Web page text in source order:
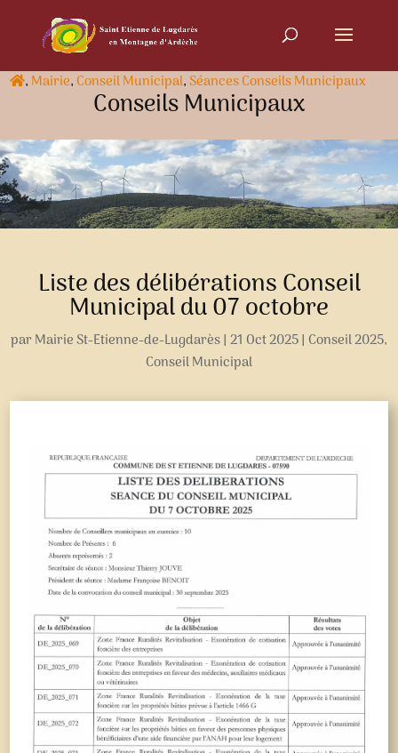
, Mairie, Conseil Municipal,Séances Conseils Municipaux
Conseils Municipaux
Liste des délibérations Conseil
Municipal du 07 octobre
parMairie St-Etienne-de-Lugdarès| 21 Oct 2025| Conseil 2025,
Conseil Municipal